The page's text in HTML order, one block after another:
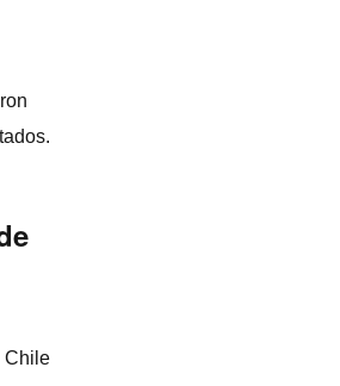
Chile